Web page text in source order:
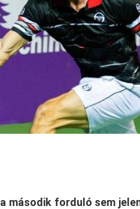
második forduló sem